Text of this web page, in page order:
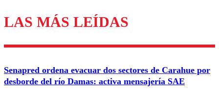
Los comentarios son moderados para garantizar un
diálogo respetuoso.
Correo
LAS MÁS LEÍDAS
Senapred ordena evacuar dos sectores de Carahue por
desborde del río Damas: activa mensajería SAE